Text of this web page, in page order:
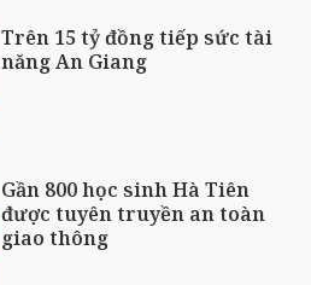
Trên 15 tỷ đồng tiếp sức tài
năng An Giang
Gần 800 học sinh Hà Tiên
được tuyên truyền an toàn
giao thông